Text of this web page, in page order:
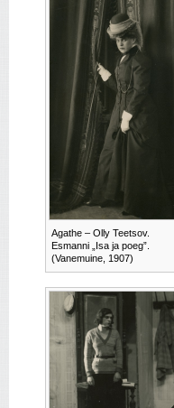
Agathe – Olly Teetsov.
Esmanni „Isa ja poeg”.
(Vanemuine, 1907)